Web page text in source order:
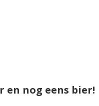
en nog eens bier!